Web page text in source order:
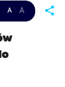
A A share